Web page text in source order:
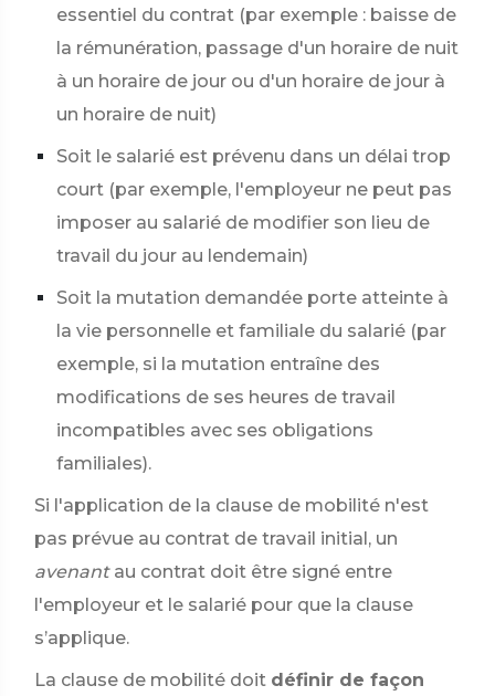
essentiel du contrat (par exemple : baisse de
la rémunération, passage d'un horaire de nuit
à un horaire de jour ou d'un horaire de jour à
un horaire de nuit)
Soit le salarié est prévenu dans un délai trop
court (par exemple, l'employeur ne peut pas
imposer au salarié de modifier son lieu de
travail du jour au lendemain)
Soit la mutation demandée porte atteinte à
la vie personnelle et familiale du salarié (par
exemple, si la mutation entraîne des
modifications de ses heures de travail
incompatibles avec ses obligations
familiales).
Si l'application de la clause de mobilité n'est
pas prévue au contrat de travail initial, un
avenant au contrat doit être signé entre
l'employeur et le salarié pour que la clause
s’applique.
La clause de mobilité doit définir de façon